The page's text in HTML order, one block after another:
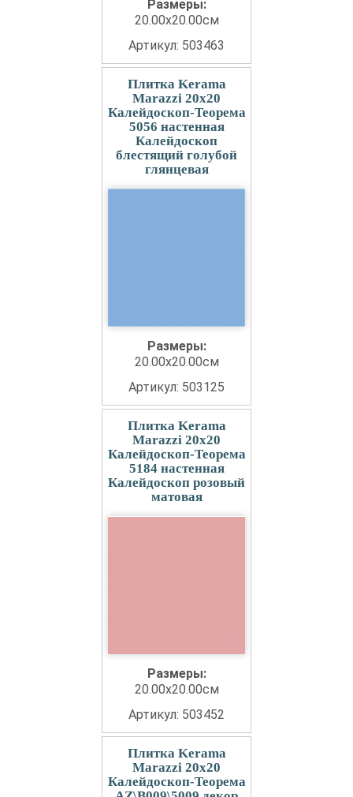
Размеры:
20.00x20.00см
Артикул: 503463
Плитка Kerama
Marazzi 20x20
Калейдоскоп-Теорема
5056 настенная
Калейдоскоп
блестящий голубой
глянцевая
Размеры:
20.00x20.00см
Артикул: 503125
Плитка Kerama
Marazzi 20x20
Калейдоскоп-Теорема
5184 настенная
Калейдоскоп розовый
матовая
Размеры:
20.00x20.00см
Артикул: 503452
Плитка Kerama
Marazzi 20x20
Калейдоскоп-Теорема